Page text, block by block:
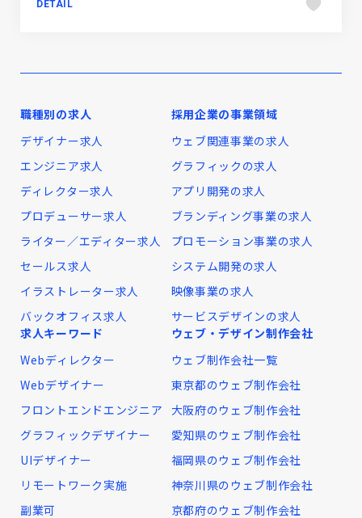
DETAIL
職種別の求人
デザイナー求人
エンジニア求人
ディレクター求人
プロデューサー求人
ライター／エディター求人
セールス求人
イラストレーター求人
バックオフィス求人
採用企業の事業領域
ウェブ関連事業の求人
グラフィックの求人
アプリ開発の求人
ブランディング事業の求人
プロモーション事業の求人
システム開発の求人
映像事業の求人
サービスデザインの求人
求人キーワード
Webディレクター
Webデザイナー
フロントエンドエンジニア
グラフィックデザイナー
UIデザイナー
リモートワーク実施
副業可
ウェブ・デザイン制作会社
ウェブ制作会社一覧
東京都のウェブ制作会社
大阪府のウェブ制作会社
愛知県のウェブ制作会社
福岡県のウェブ制作会社
神奈川県のウェブ制作会社
京都府のウェブ制作会社